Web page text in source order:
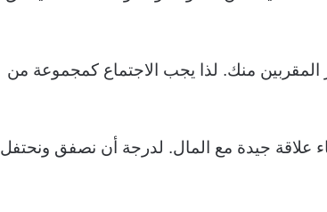
المقربين منك. لذا يجب الاجتماع كمجموعة من
علاقة جيدة مع المال. لدرجة أن نصفق ونحتفل